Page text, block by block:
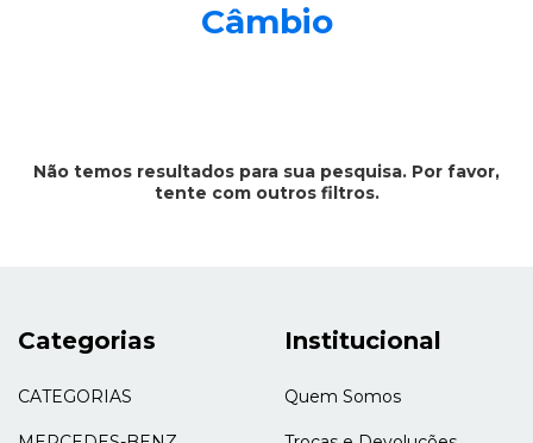
Câmbio
Não temos resultados para sua pesquisa. Por favor,
tente com outros filtros.
Categorias
CATEGORIAS
Institucional
Quem Somos